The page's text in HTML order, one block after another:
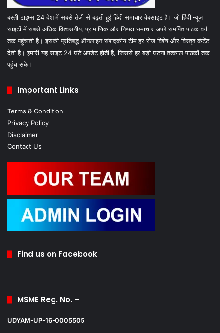
बस्ती टाइम्स 24 देश में सबसे तेजी से बढ़ती हुई हिंदी समाचार वेबसाइट है। जो हिंदी न्यूज
साइटों में सबसे अधिक विश्वसनीय, प्रामाणिक और निष्पक्ष समाचार अपने समर्पित पाठक वर्ग
तक पहुंचाती है। इसकी प्रतिबद्ध ऑनलाइन संपादकीय टीम हर रोज विशेष और विस्तृत कंटेंट
देती है। हमारी यह साइट 24 घंटे अपडेट होती है, जिससे हर बड़ी घटना तत्काल पाठकों तक
पहुंच सके।
Important Links
Terms & Condition
Privacy Policy
Disclaimer
Contact Us
Find us on Facebook
MSME Reg. No. –
UDYAM-UP-16-0005505